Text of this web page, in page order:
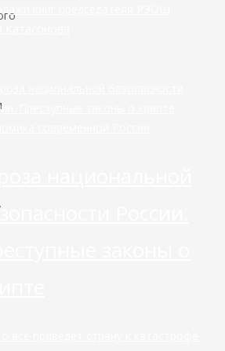
книг председателя РЭОШ
Катасонова
современной России
национальной
России.
законы о